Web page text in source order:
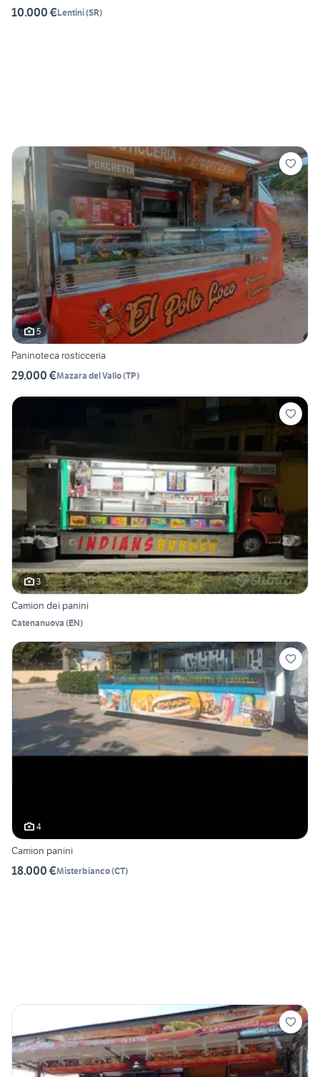
10.000 €Lentini(SR)
5
Paninoteca rosticceria
29.000 €Mazara del Vallo(TP)
3
Camion dei panini
Catenanuova (EN)
4
Camion panini
18.000 €Misterbianco(CT)